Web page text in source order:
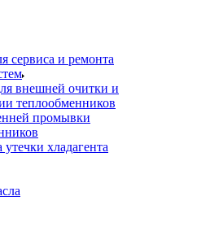
сервиса и ремонта
внешней очитки и
теплообменников
промывки
хладагента